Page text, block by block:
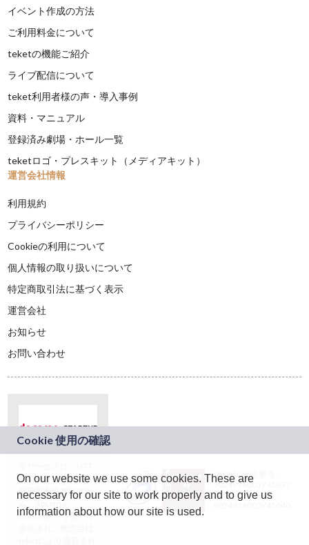
イベント作成の方法
ご利用料金について
teketの機能ご紹介
ライブ配信について
teket利用者様の声・導入事例
資料・マニュアル
登録済み劇場・ホール一覧
teketロゴ・プレスキット（メディアキット）
運営会社情報
利用規約
プライバシーポリシー
Cookieの利用について
個人情報の取り扱いについて
特定商取引法に基づく表示
運営会社
お知らせ
お問い合わせ
ドコモグループの新
規事業創出プログラ
ム「docomo
STARTUP」を通じて
JASRAC許諾番号：
9024936001Y45037
JASRAC許諾番号：
On our website we use some cookies. These are
necessary for our site to work properly and to give us
information about how our site is used.